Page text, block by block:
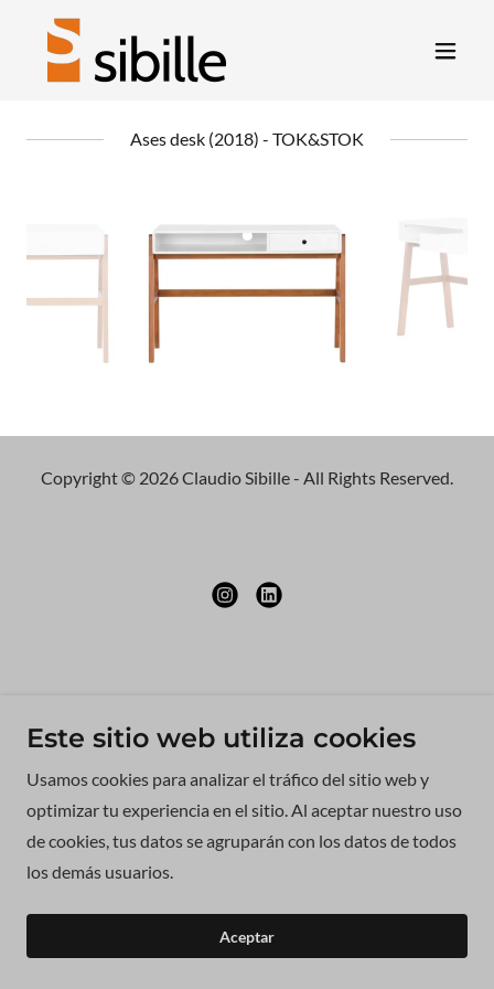
Ases desk (2018) - TOK&STOK
Copyright © 2026 Claudio Sibille - All Rights Reserved.
Este sitio web utiliza cookies
Usamos cookies para analizar el tráfico del sitio web y
optimizar tu experiencia en el sitio. Al aceptar nuestro uso
de cookies, tus datos se agruparán con los datos de todos
los demás usuarios.
Aceptar